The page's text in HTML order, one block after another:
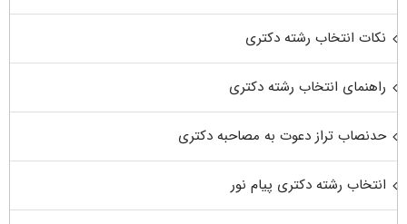
نکات انتخاب رشته دکتری
راهنمای انتخاب رشته دکتری
حدنصاب تراز دعوت به مصاحبه دکتری
انتخاب رشته دکتری پیام نور